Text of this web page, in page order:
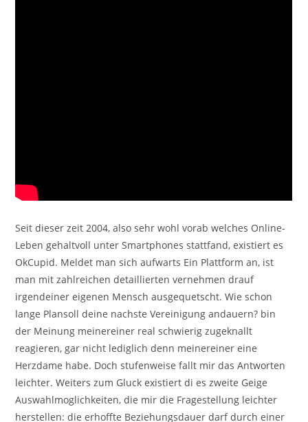
Seit dieser zeit 2004, also sehr wohl vorab welches Online-
Leben gehaltvoll unter Smartphones stattfand, existiert es
OkCupid. Meldet man sich aufwarts Ein Plattform an, ist
man mit zahlreichen detaillierten vernehmen drauf
irgendeiner eigenen Mensch ausgequetscht. Wie schon
lange Plansoll deine nachste Vereinigung andauern? bin
der Meinung meinereiner real schwierig zugeknallt
reagieren, gar nicht lediglich denn meinereiner eine
Herzdame habe. Doch stufenweise fallt mir das Antworten
leichter. Weiters zum Gluck existiert di es zweite Geige
Auswahlmoglichkeiten, die mir die Fragestellung leichter
herstellen: die erhoffte Beziehungsdauer darf durch einer